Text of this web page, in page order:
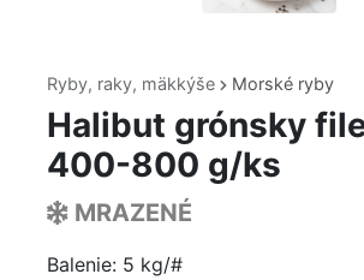
Ryby, raky, mäkkýše Morské ryby
Halibut grónsky
400-800 g/ks
MRAZENÉ
Balenie: 5 kg/#